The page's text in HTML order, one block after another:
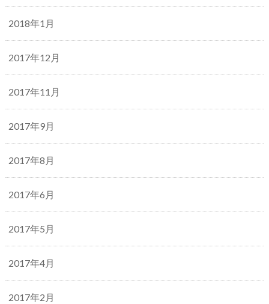
2018年1月
2017年12月
2017年11月
2017年9月
2017年8月
2017年6月
2017年5月
2017年4月
2017年2月